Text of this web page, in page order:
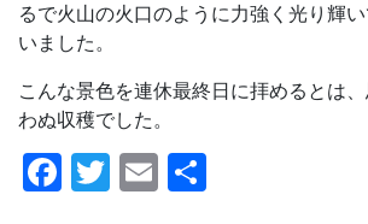
るで火山の火口のように力強く光り輝い
いました。
こんな景色を連休最終日に拝めるとは
わぬ収穫でした。
F
T
E